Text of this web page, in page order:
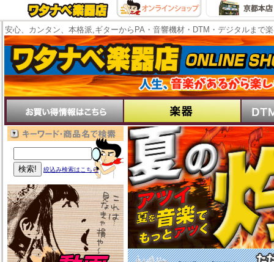
安心、カンタン、本格派,ギターからPA・音響機材・DTM・デジタルまで
絞込み検索はこちら